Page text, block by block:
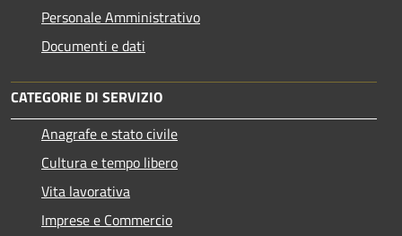
Personale Amministrativo
Documenti e dati
CATEGORIE DI SERVIZIO
Anagrafe e stato civile
Cultura e tempo libero
Vita lavorativa
Imprese e Commercio